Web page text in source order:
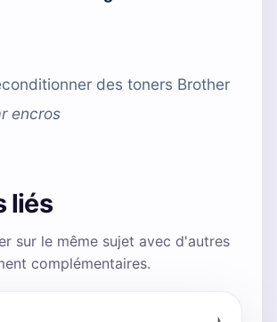
des toners Brother
encros
liés
sur le même sujet avec d'autres
complémentaires.